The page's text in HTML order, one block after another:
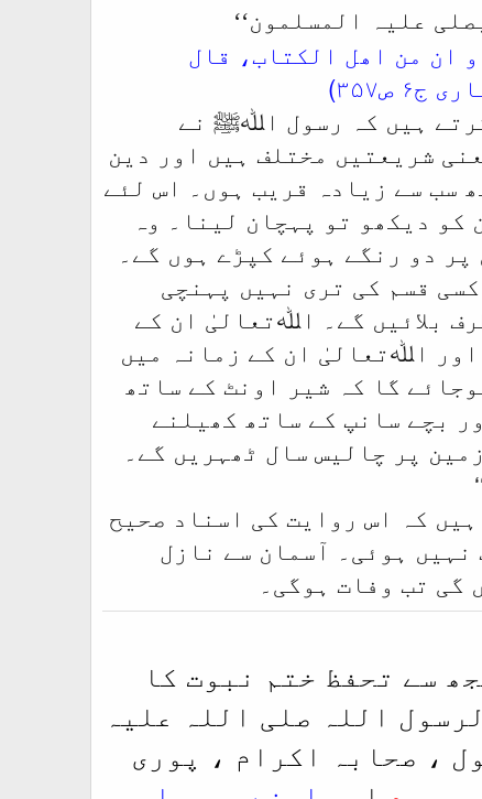
علیہ المسلمون‘‘
ابن کثیر ج ۱ ص ۵۷۸، زیر آیت و ان من اھل الکتاب، قال
ص۳۵۷)
ہیں کہ رسول اﷲﷺ نے
شریعتیں مختلف ہیں اور دین
سب سے زیادہ قریب ہوں۔ اس لئے
دیکھو تو پہچان لینا۔ وہ
دو رنگے ہوئے کپڑے ہوں گے۔
قسم کی تری نہیں پہنچی
بلائیں گے۔ اﷲتعالیٰ ان کے
اور اﷲتعالیٰ ان کے زمانہ میں
گا کہ شیر اونٹ کے ساتھ
بچے سانپ کے ساتھ کھیلنے
پر چالیس سال ٹھہریں گے۔
کہ اس روایت کی اسناد صحیح
نہیں ہوئی۔ آسمان سے نازل
گی تب وفات ہوگی۔
سے تحفظ ختم نبوت کا
اللہ صلی اللہ علیہ
، صحابہ اکرام ، پوری